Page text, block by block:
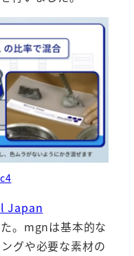
Japan
。mgnは基本的な
グや必要な素材の